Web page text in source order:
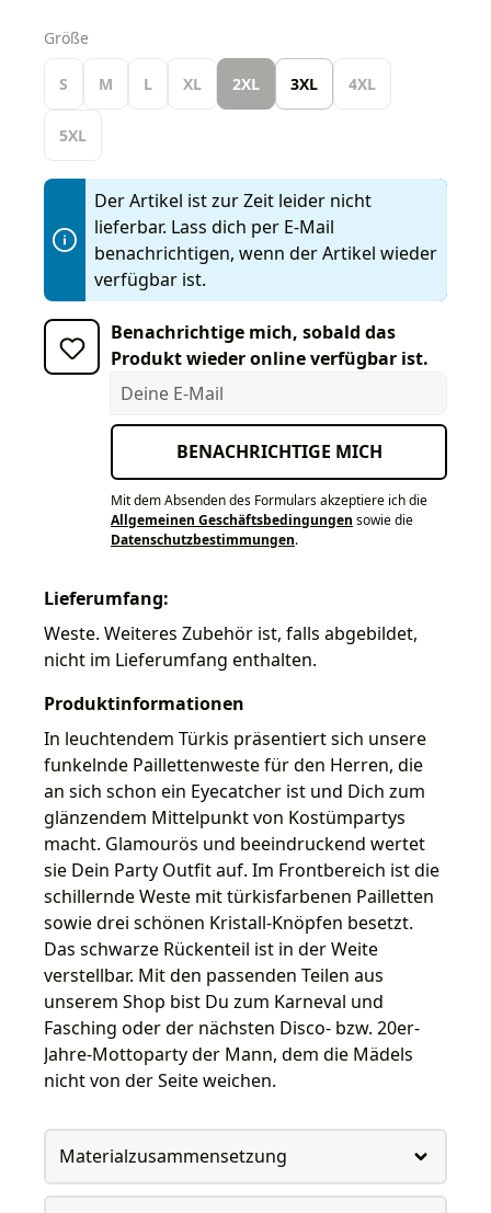
Größe
S M L XL 2XL 3XL 4XL
5XL
Der Artikel ist zur Zeit leider nicht
lieferbar. Lass dich per E-Mail
benachrichtigen, wenn der Artikel wieder
verfügbar ist.
Benachrichtige mich, sobald das
Produkt wieder online verfügbar ist.
Deine E-Mail
BENACHRICHTIGE MICH
Mit dem Absenden des Formulars akzeptiere ich die
Allgemeinen Geschäftsbedingungen sowie die
Datenschutzbestimmungen.
Lieferumfang:
Weste. Weiteres Zubehör ist, falls abgebildet,
nicht im Lieferumfang enthalten.
Produktinformationen
In leuchtendem Türkis präsentiert sich unsere
funkelnde Paillettenweste für den Herren, die
an sich schon ein Eyecatcher ist und Dich zum
glänzendem Mittelpunkt von Kostümpartys
macht. Glamourös und beeindruckend wertet
sie Dein Party Outfit auf. Im Frontbereich ist die
schillernde Weste mit türkisfarbenen Pailletten
sowie drei schönen Kristall-Knöpfen besetzt.
Das schwarze Rückenteil ist in der Weite
verstellbar. Mit den passenden Teilen aus
unserem Shop bist Du zum Karneval und
Fasching oder der nächsten Disco- bzw. 20er-
Jahre-Mottoparty der Mann, dem die Mädels
nicht von der Seite weichen.
Materialzusammensetzung